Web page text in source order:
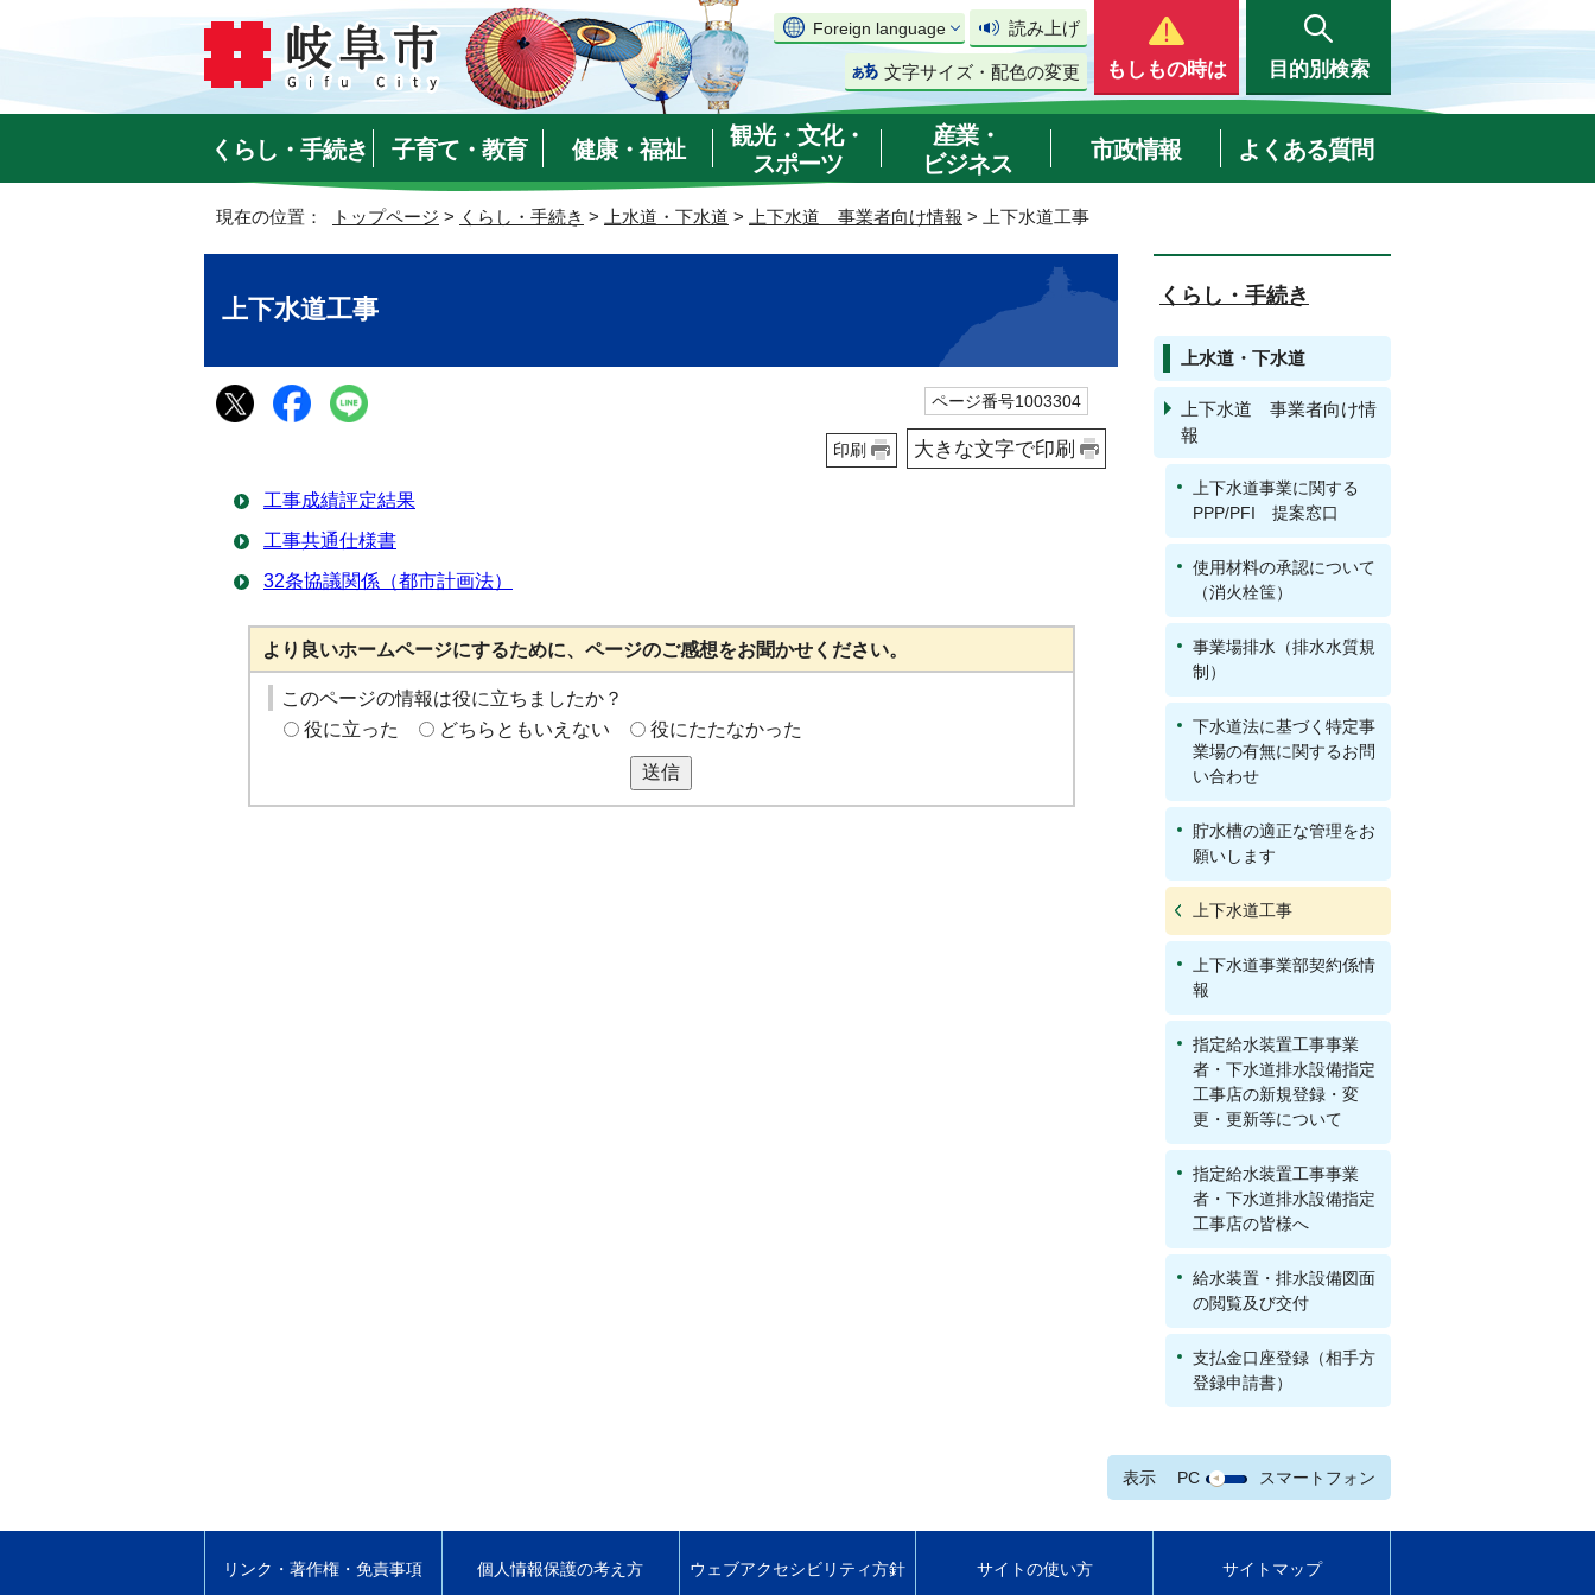
Foreign language 読み上げ
文字サイズ・配色の変更 もしもの時は 目的別検索
くらし・手続き 子育て・教育 健康・福祉
観光・文化・
スポーツ
産業・
ビジネス
市政情報 よくある質問
現在の位置： トップページ > くらし・手続き > 上水道・下水道 > 上下水道 事業者向け情報 > 上下水道工事
上下水道工事
ページ番号1003304
印刷 大きな文字で印刷
工事成績評定結果
工事共通仕様書
32条協議関係（都市計画法）
より良いホームページにするために、ページのご感想をお聞かせください。
このページの情報は役に立ちましたか？
役に立った
どちらともいえない 役にたたなかった
送信
くらし・手続き
上水道・下水道
上下水道 事業者向け情
報
上下水道事業に関する
PPP/PFI 提案窓口
使用材料の承認について
（消火栓筺）
事業場排水（排水水質規
制）
下水道法に基づく特定事
業場の有無に関するお問
い合わせ
貯水槽の適正な管理をお
願いします
上下水道工事
上下水道事業部契約係情
報
指定給水装置工事事業
者・下水道排水設備指定
工事店の新規登録・変
更・更新等について
指定給水装置工事事業
者・下水道排水設備指定
工事店の皆様へ
給水装置・排水設備図面
の閲覧及び交付
支払金口座登録（相手方
登録申請書）
表示 PC スマートフォン
リンク・著作権・免責事項 個人情報保護の考え方 ウェブアクセシビリティ方針 サイトの使い方 サイトマップ